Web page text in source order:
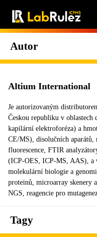
Autor
Altium International
Je autorizovaným
Českou republiku v
kapilární elektroforéza) a
CE/MS), disolučních
fluorescence, FTIR
(ICP-OES, ICP-MS, AAS), a
molekulární biologie a
proteinů, microarray skenery
NGS, reagencie pro
Tagy